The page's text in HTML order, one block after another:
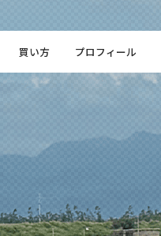
買い方 プロフィール